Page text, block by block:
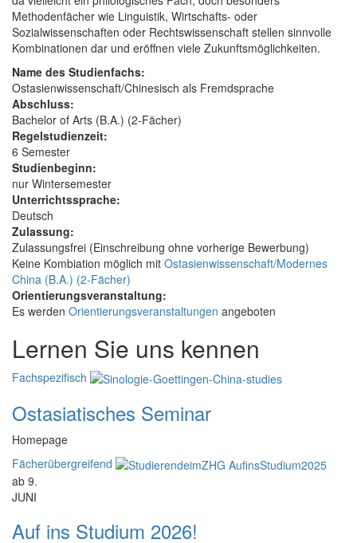
Methodenfächer wie Linguistik, Wirtschafts- oder
Sozialwissenschaften oder Rechtswissenschaft stellen sinnvolle
Kombinationen dar und eröffnen viele Zukunftsmöglichkeiten.
Name des Studienfachs:
Ostasienwissenschaft/Chinesisch als Fremdsprache
Abschluss:
Bachelor of Arts (B.A.) (2-Fächer)
Regelstudienzeit:
6 Semester
Studienbeginn:
nur Wintersemester
Unterrichtssprache:
Deutsch
Zulassung:
Zulassungsfrei (Einschreibung ohne vorherige Bewerbung)
Keine Kombiation möglich mit Ostasienwissenschaft/Modernes
China (B.A.) (2-Fächer)
Orientierungsveranstaltung:
Es werden Orientierungsveranstaltungen angeboten
Lernen Sie uns kennen
Fachspezifisch
Ostasiatisches Seminar
Homepage
Fächerübergreifend
ab 9.
JUNI
Auf ins Studium 2026!